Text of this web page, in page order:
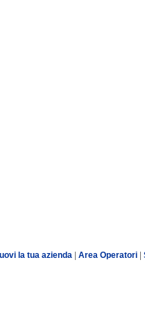
la tua azienda Area Operatori